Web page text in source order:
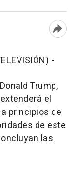
-
Trump,
el
principios de
de este
las